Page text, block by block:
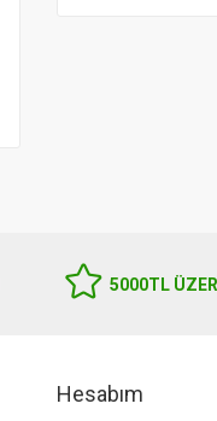
5000TL
Hesabım